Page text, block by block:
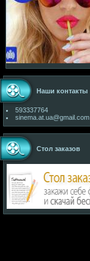
Наши контакты
593337764
sinema.at.ua@gmail.com
Стол заказов